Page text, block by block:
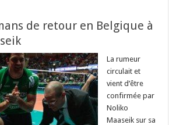
de retour en Belgique à
La rumeur
circulait et
vient d’être
confirmée par
Noliko
Maaseik sur sa